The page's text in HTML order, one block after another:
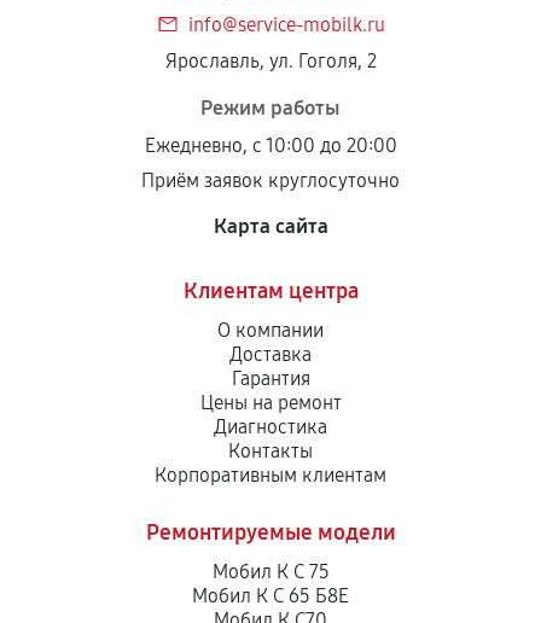
info@service-mobilk.ru
Ярославль, ул. Гоголя, 2
Режим работы
Ежедневно, с 10:00 до 20:00
Приём заявок круглосуточно
Карта сайта
Клиентам центра
О компании
Доставка
Гарантия
Цены на ремонт
Диагностика
Контакты
Корпоративным клиентам
Ремонтируемые модели
Мобил К С 75
Мобил К С 65 Б8Е